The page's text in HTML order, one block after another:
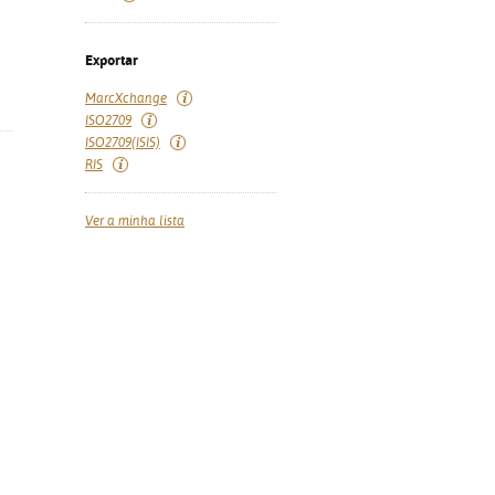
Exportar
MarcXchange
ISO2709
ISO2709(ISIS)
RIS
Ver a minha lista